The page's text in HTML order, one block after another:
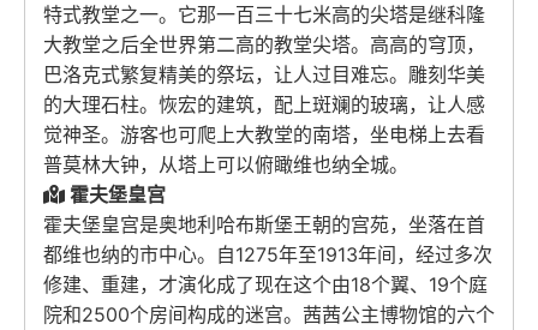
特式教堂之一。它那一百三十七米高的尖塔是继科隆
大教堂之后全世界第二高的教堂尖塔。高高的穹顶，
巴洛克式繁复精美的祭坛，让人过目难忘。雕刻华美
的大理石柱。恢宏的建筑，配上斑斓的玻璃，让人感
觉神圣。游客也可爬上大教堂的南塔，坐电梯上去看
普莫林大钟，从塔上可以俯瞰维也纳全城。
霍夫堡皇宫
霍夫堡皇宫是奥地利哈布斯堡王朝的宫苑，坐落在首
都维也纳的市中心。自1275年至1913年间，经过多次
修建、重建，才演化成了现在这个由18个翼、19个庭
院和2500个房间构成的迷宫。茜茜公主博物馆的六个